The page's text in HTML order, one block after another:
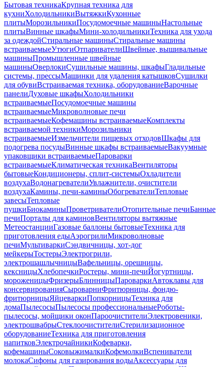
Бытовая техникаКрупная техника для
кухниХолодильникиВытяжкиКухонные
плитыМорозильникиПосудомоечные машиныНастольные
плитыВинные шкафыМини-холодильникиТехника для ухода
за одеждойСтиральные машиныСтиральные машины
встраиваемыеУтюгиОтпаривателиШвейные, вышивальные
машиныПромышленные швейные
машиныОверлокиСушильные машины, шкафыГладильные
системы, прессыМашинки для удаления катышковСушилки
для обувиВстраиваемая техника, оборудованиеВарочные
панелиДуховые шкафыХолодильники
встраиваемыеПосудомоечные машины
встраиваемыеМикроволновые печи
встраиваемыеКофемашины встраиваемыеКомплекты
встраиваемой техникиМорозильники
встраиваемыеИзмельчители пищевых отходовШкафы для
подогрева посудыВинные шкафы встраиваемыеВакуумные
упаковщики встраиваемыеПароварки
встраиваемыеКлиматическая техникаВентиляторы
бытовыеКондиционеры, сплит-системыОхладители
воздухаВодонагревателиУвлажнители, очистители
воздухаКамины, печи-каминыОбогревателиТепловые
завесыТепловые
пушкиБиокаминыПроветривателиОтопительные печиБанные
печиПорталы для каминовВентиляторы вытяжные
МетеостанцииГазовые баллоны бытовыеТехника для
приготовления едыАэрогрилиМикроволновые
печиМультиваркиСэндвичницы, хот-дог
мейкерыТостерыЭлектрогрили,
электрошашлычницыВафельницы, орешницы,
кексницыХлебопечкиРостеры, мини-печиЙогуртницы,
мороженицыФризерыБлинницыПароваркиАвтоклавы для
консервированияСыроварниФритюрницы, фондю-
фритюрницыЯйцеваркиПопкорницыТехника для
домаПылесосыПылесосы профессиональныеРоботы-
пылесосы, мойщики оконПароочистителиЭлектровеники,
электрошвабрыСтеклоочистителиСтерилизационное
оборудованиеТехника для приготовления
напитковЭлектрочайникиКофеварки,
кофемашиныСоковыжималкиКофемолкиВспениватели
молокаСифоны для газирования водыАксессуары для